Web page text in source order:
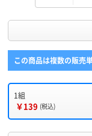
この商品は複数の販売
1組
￥139 (税込)